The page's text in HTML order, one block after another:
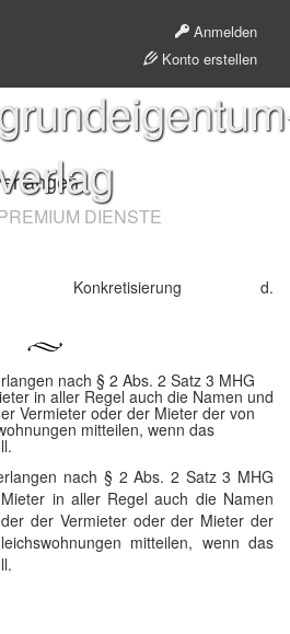
Anmelden
Konto erstellen
DIENSTE
Konkretisierung d.
nach § 2 Abs. 2 Satz 3 MHG
in aller Regel auch die Namen und
Vermieter oder der Mieter der von
mitteilen, wenn das
nach § 2 Abs. 2 Satz 3 MHG
in aller Regel auch die Namen
der Vermieter oder der Mieter der
mitteilen, wenn das